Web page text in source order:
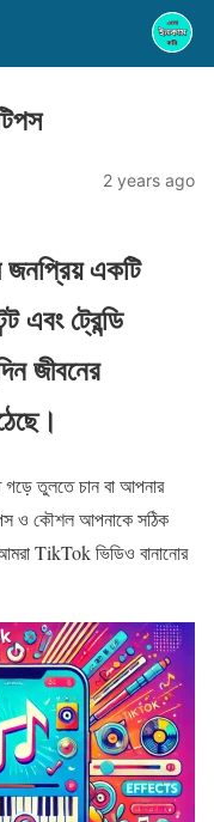
2 years ago
জনপ্রিয় একটি
এবং ট্রেন্ডি
জীবনের
তুলতে চান বা আপনার
ও কৌশল আপনাকে সঠিক
TikTok ভিডিও বানানোর